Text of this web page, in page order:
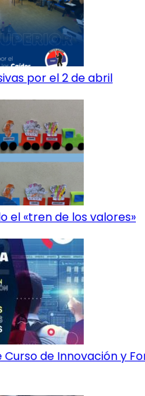
por el 2 de abril
el «tren de los valores»
Curso de Innovación y